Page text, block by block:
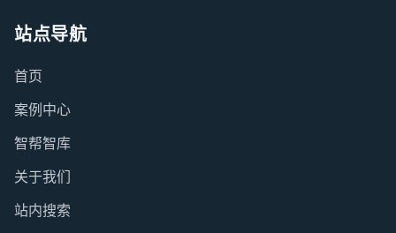
站点导航
首页
案例中心
智帮智库
关于我们
站内搜索